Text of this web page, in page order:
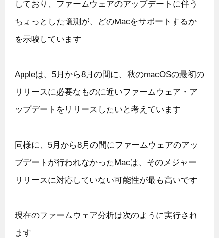
しており、ファームウェアのアップデートに伴う
ちょっとした憶測が、どのMacをサポートするか
を示唆しています
Appleは、5月から8月の間に、秋のmacOSの最初の
リリースに必要なものに近いファームウェア・ア
ップデートをリリースしたいと考えています
同様に、5月から8月の間にファームウェアのアッ
プデートが行われなかったMacは、そのメジャー
リリースに対応していない可能性が最も高いです
現在のファームウェア分析は次のように実行され
ます